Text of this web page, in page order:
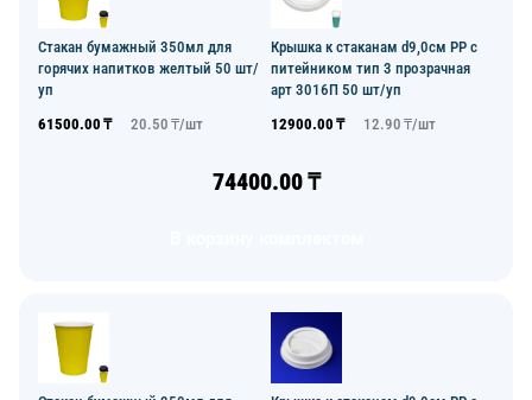
Стакан бумажный 350мл для
горячих напитков желтый 50 шт/
уп
61500.00 ₸ 20.50 ₸/шт
Крышка к стаканам d9,0см PP с
питейником тип 3 прозрачная
арт 3016П 50 шт/уп
12900.00 ₸ 12.90 ₸/шт
74400.00₸